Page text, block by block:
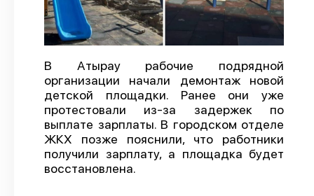
Справочник
API
О проекте
Политика конфиденциальности
В Атырау рабочие подрядной
организации начали демонтаж новой
детской площадки. Ранее они уже
протестовали из-за задержек по
выплате зарплаты. В городском отделе
ЖКХ позже пояснили, что работники
получили зарплату, а площадка будет
восстановлена.